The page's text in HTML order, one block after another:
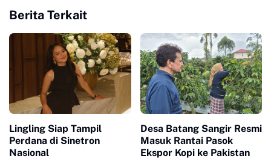
Berita Terkait
Lingling Siap Tampil
Perdana di Sinetron
Nasional
Desa Batang Sangir Resmi
Masuk Rantai Pasok
Ekspor Kopi ke Pakistan